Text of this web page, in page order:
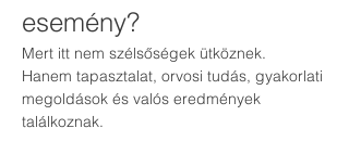
esemény?
Mert itt nem szélsőségek ütköznek.
Hanem tapasztalat, orvosi tudás, gyakorlati
megoldások és valós eredmények
találkoznak.